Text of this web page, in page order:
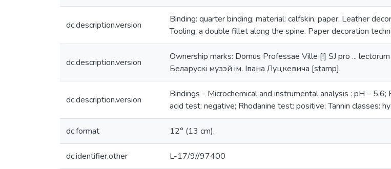
dc.description.version
Binding: quarter binding; material: calfskin, paper. Leather
Tooling: a double fillet along the spine. Paper decoration
dc.description.version
Ownership marks: Domus Professae Ville [!] SJ pro ...
Беларускi музэй iм. Iвана Луцкевича [stamp].
dc.description.version
Bindings - Microchemical and instrumental analysis : pH –
acid test: negative; Rhodanine test: positive; Tannin classes:
dc.format 12° (13 cm).
dc.identifier.other L-17/9//97400